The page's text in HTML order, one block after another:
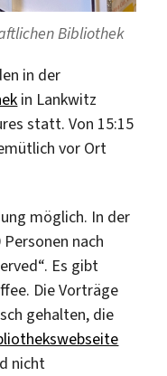
Bibliothek
in der
in Lankwitz
statt. Von 15:15
vor Ort
möglich. In der
nach
Es gibt
Die Vorträge
gehalten, die
nicht